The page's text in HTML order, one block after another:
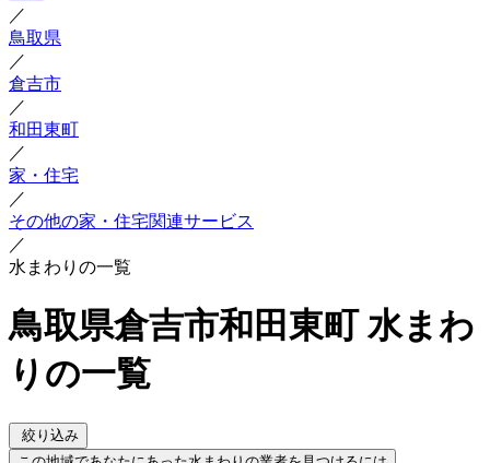
／
鳥取県
／
倉吉市
／
和田東町
／
家・住宅
／
その他の家・住宅関連サービス
／
水まわりの一覧
鳥取県倉吉市和田東町 水まわ
りの一覧
絞り込み